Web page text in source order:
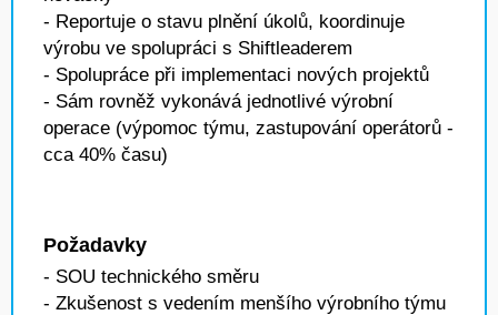
- Reportuje o stavu plnění úkolů, koordinuje
výrobu ve spolupráci s Shiftleaderem
- Spolupráce při implementaci nových projektů
- Sám rovněž vykonává jednotlivé výrobní
operace (výpomoc týmu, zastupování operátorů -
cca 40% času)
Požadavky
- SOU technického směru
- Zkušenost s vedením menšího výrobního týmu